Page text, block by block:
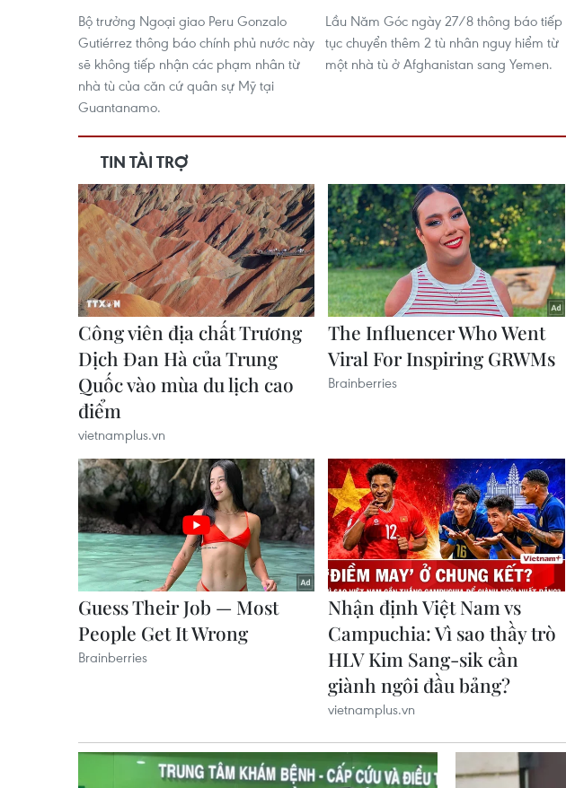
Bộ trưởng Ngoại giao Peru Gonzalo
Gutiérrez thông báo chính phủ nước này
sẽ không tiếp nhận các phạm nhân từ
nhà tù của căn cứ quân sự Mỹ tại
Guantanamo.
Lầu Năm Góc ngày 27/8 thông báo tiếp
tục chuyển thêm 2 tù nhân nguy hiểm từ
một nhà tù ở Afghanistan sang Yemen.